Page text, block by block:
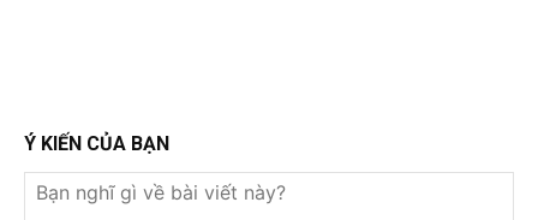
Ý KIẾN CỦA BẠN